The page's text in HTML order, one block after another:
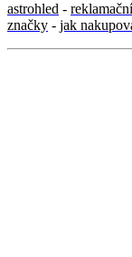
astrohled -
značky - jak